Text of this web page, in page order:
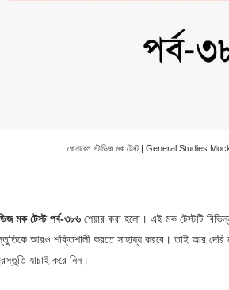
জেনারেল স্টাডিজ মক টেস্ট | General Studies
মক টেস্ট পর্ব-৩৮৬ শেয়ার করা হলো। এই মক টেস্টটি
আরও শক্তিশালী করতে সাহায্য করবে। তাই আর দেরি
যাচাই করে নিন।